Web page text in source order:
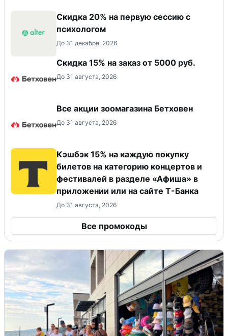
Скидка 20% на первую сессию с
психологом
До 31 декабря, 2026
Скидка 15% на заказ от 5000 руб.
До 31 августа, 2026
Все акции зоомагазина Бетховен
До 31 августа, 2026
Кэшбэк 15% на каждую покупку
билетов на категорию концертов и
фестивалей в разделе «Афиша» в
приложении или на сайте Т-Банка
До 31 августа, 2026
Все промокоды